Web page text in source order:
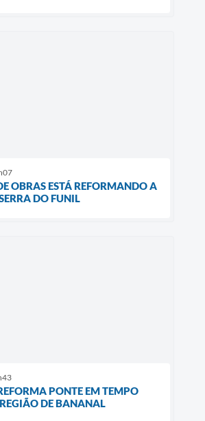
OBRAS ESTÁ REFORMANDO A
DO FUNIL
PONTE EM TEMPO
DE BANANAL